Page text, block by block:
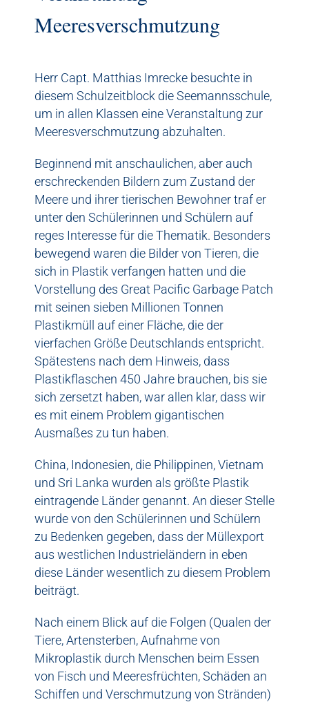
Meeresverschmutzung
Herr Capt. Matthias Imrecke besuchte in
diesem Schulzeitblock die Seemannsschule,
um in allen Klassen eine Veranstaltung zur
Meeresverschmutzung abzuhalten.
Beginnend mit anschaulichen, aber auch
erschreckenden Bildern zum Zustand der
Meere und ihrer tierischen Bewohner traf er
unter den Schülerinnen und Schülern auf
reges Interesse für die Thematik. Besonders
bewegend waren die Bilder von Tieren, die
sich in Plastik verfangen hatten und die
Vorstellung des Great Pacific Garbage Patch
mit seinen sieben Millionen Tonnen
Plastikmüll auf einer Fläche, die der
vierfachen Größe Deutschlands entspricht.
Spätestens nach dem Hinweis, dass
Plastikflaschen 450 Jahre brauchen, bis sie
sich zersetzt haben, war allen klar, dass wir
es mit einem Problem gigantischen
Ausmaßes zu tun haben.
China, Indonesien, die Philippinen, Vietnam
und Sri Lanka wurden als größte Plastik
eintragende Länder genannt. An dieser Stelle
wurde von den Schülerinnen und Schülern
zu Bedenken gegeben, dass der Müllexport
aus westlichen Industrieländern in eben
diese Länder wesentlich zu diesem Problem
beiträgt.
Nach einem Blick auf die Folgen (Qualen der
Tiere, Artensterben, Aufnahme von
Mikroplastik durch Menschen beim Essen
von Fisch und Meeresfrüchten, Schäden an
Schiffen und Verschmutzung von Stränden)